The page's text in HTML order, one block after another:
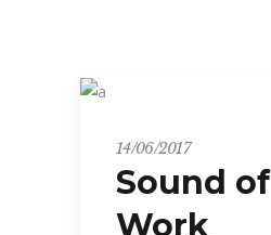
14/06/2017
Sound of
Work